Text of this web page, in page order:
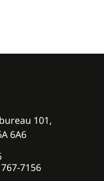
101,
6A6
7156